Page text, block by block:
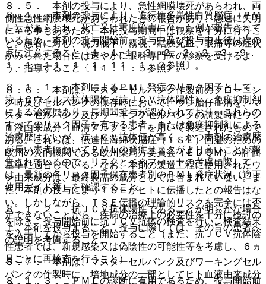
８．５． 本剤の投与により、急性網膜壊死があらわれ、両
側性急性網膜壊死があらわれたとの報告があり、急速に失明
に至る事もあるため、本剤投与期間中は観察を十分に行うこ
と。患者に対し、視力低下、霧視、結膜充血、眼痛等の症状
がみられた場合には速やかに眼科専門医の診察を受けるよ
う、指導すること〔１１．１．５参照〕。
８．６． 本剤は、マスターセルバンク作製前のクローニン
グ時及びセルバンクの保存時において、ウシ胎仔血清を、マ
スターセルバンク及びワーキングセルバンクの調製時にウシ
血液由来成分（血清アルブミン）を用いて製造されたもので
ある。これらは、伝達性海綿状脳症（ＴＳＥ）回避のための
欧州の公的機関である欧州薬局方委員会（ＥＤＱＭ）の評価
基準に適合している。なお、本剤の製造工程に使用されたウ
シ由来成分は、最終製品の成分としては含まれていない。ま
た、本剤の投与によりＴＳＥがヒトに伝播したとの報告はな
い。しかしながら、ＴＳＥ伝播の理論的リスクを完全には否
定できないことから、疾病の治療上の必要性を十分に検討の
上、本剤を投与すること。投与に際しては、その旨の患者へ
の説明を考慮すること。
８．７． 本剤は、マスターセルバンク及びワーキングセル
バンクの作製時に、培地成分の一部としてヒト血液由来成分
８．１． 本剤の投与により、進行性多巣性白質脳症（ＰＭ
Ｌ）があらわれ、死亡又は重度障害に至った例が報告されて
いるため、本剤の投与開始前、投与中及び投与中止後は次の
点に注意すること〔１．１−１．３、２．２、２．３、９．
１．１、１１．１．１、１１．１．２参照〕。
８．１．１． 本剤によるＰＭＬ発症のリスク因子として、
抗ＪＣウイルス抗体陽性（抗ＪＣＶ抗体陽性）、免疫抑制剤
による治療歴あり、長期間投与が認められており、これらの
すべてのリスク因子を有する患者、または免疫抑制剤による
治療歴はないが、抗ＪＣＶ抗体価が高く、かつ本剤の治療歴
が長い患者においてＰＭＬの発症リスクがより高いことが報
告されているので、リスクとベネフィットの考慮に際して
は、最新の各リスク因子保有患者別のＰＭＬ発症状況（適正
使用ガイド等）を確認すること。
８．１．２． 抗ＪＣＶ抗体陽性であることが明らかな場合
を除き、投与開始前に抗ＪＣＶ抗体の検査を行い、検査結果
を入手してから投与を開始すること（また、抗ＪＣＶ抗体陰
性患者では、新規感染又は偽陰性の可能性等を考慮し、６ヵ
月ごとに再検査を行うこと）。
８．１．３． ＰＭＬの診断に有用であるため、投与開始前